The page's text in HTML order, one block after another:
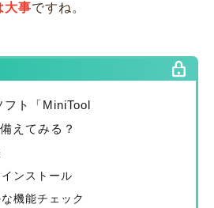
大事ですね。
フト「MiniTool
えてみる？
ンストール
機能チェック